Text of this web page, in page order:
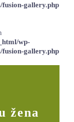
fusion-gallery.php
wp-
fusion-gallery.php
žena